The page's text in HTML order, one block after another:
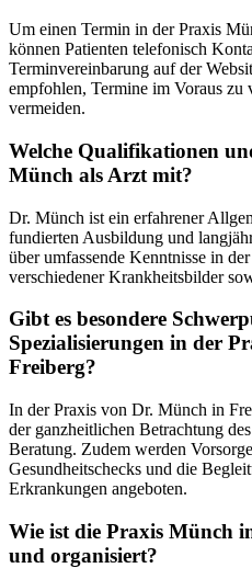
Um einen Termin in der Praxis
können Patienten telefonisch
Terminvereinbarung auf der
empfohlen, Termine im Voraus zu
vermeiden.
Welche Qualifikationen
Münch als Arzt mit?
Dr. Münch ist ein erfahrener
fundierten Ausbildung und
über umfassende Kenntnisse in
verschiedener Krankheitsbilder
Gibt es besondere
Spezialisierungen in der
Freiberg?
In der Praxis von Dr. Münch in
der ganzheitlichen Betrachtung
Beratung. Zudem werden
Gesundheitschecks und die
Erkrankungen angeboten.
Wie ist die Praxis Münch
und organisiert?